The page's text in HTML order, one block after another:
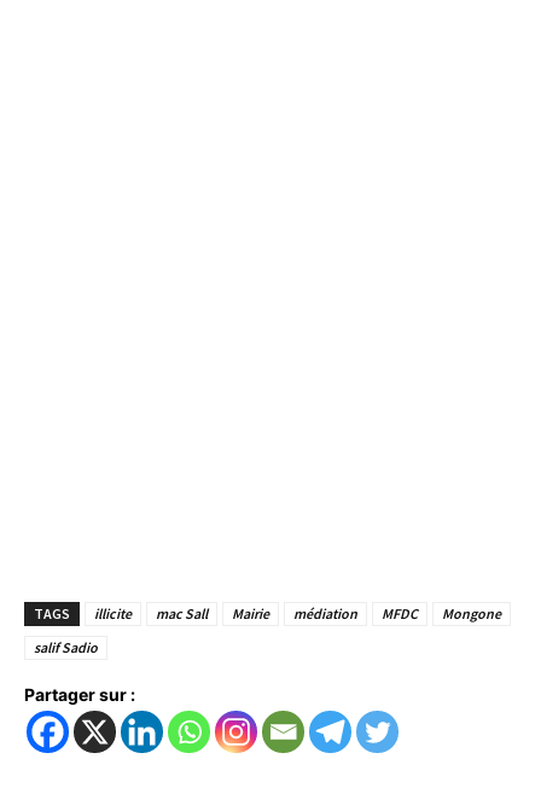
TAGS illicite mac Sall Mairie médiation MFDC
Mongone
salif Sadio
Partager sur :